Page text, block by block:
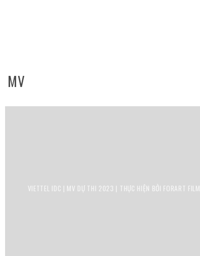
MV
VIETTEL IDC | MV DỰ THI 2023 | THỰC HIỆN BỞI FORART FILM